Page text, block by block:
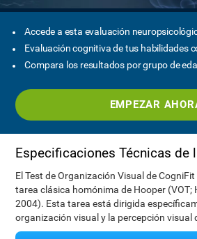
Accede a esta evaluación
Evaluación cognitiva de tus habilidades
Compara los resultados por grupo de
EMPEZAR
Especificaciones Técnicas de
El Test de Organización Visual de
tarea clásica homónima de Hooper (VOT;
2004). Esta tarea está dirigida
organización visual y la percepción visual